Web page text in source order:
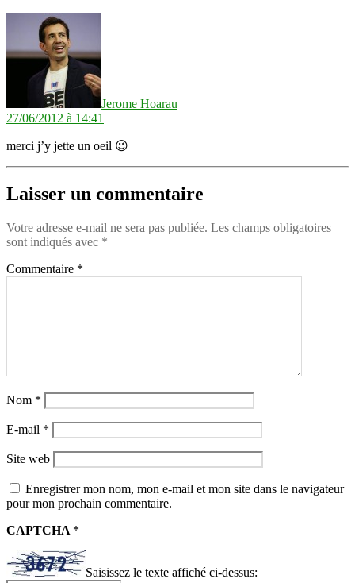
Jerome Hoarau
27/06/2012 à 14:41
merci j’y jette un oeil 😉
Laisser un commentaire
Votre adresse e-mail ne sera pas publiée. Les champs obligatoires
sont indiqués avec *
Commentaire *
Nom *
E-mail *
Site web
Enregistrer mon nom, mon e-mail et mon site dans le navigateur
pour mon prochain commentaire.
CAPTCHA *
Saisissez le texte affiché ci-dessus: